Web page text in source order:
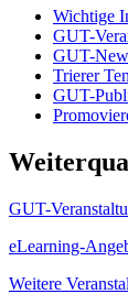
Wichtige
GUT-
GUT-
Trierer
GUT-
GUT-
eLearning-
Weitere